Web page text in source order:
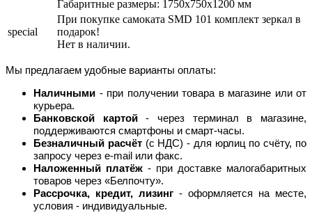
Габаритные размеры: 1750х750х1200 мм
special
При покупке самоката SMD 101 комплект зеркал в
подарок!
Нет в наличии.
Мы предлагаем удобные варианты оплаты:
Наличными - при получении товара в магазине или от
курьера.
Банковской картой- через терминал в магазине,
поддерживаются смартфоны и смарт-часы.
Безналичный расчёт(с НДС) - для юрлиц по счёту, по
запросу через e-mail или факс.
Наложенный платёж - при доставке малогабаритных
товаров через «Белпочту».
Рассрочка, кредит, лизинг - оформляется на месте,
условия - индивидуальные.